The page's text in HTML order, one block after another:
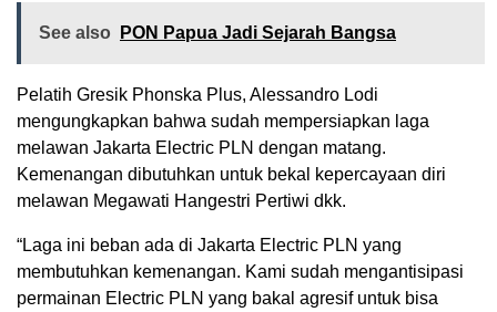
See also PON Papua Jadi Sejarah Bangsa
Pelatih Gresik Phonska Plus, Alessandro Lodi
mengungkapkan bahwa sudah mempersiapkan laga
melawan Jakarta Electric PLN dengan matang.
Kemenangan dibutuhkan untuk bekal kepercayaan diri
melawan Megawati Hangestri Pertiwi dkk.
“Laga ini beban ada di Jakarta Electric PLN yang
membutuhkan kemenangan. Kami sudah mengantisipasi
permainan Electric PLN yang bakal agresif untuk bisa